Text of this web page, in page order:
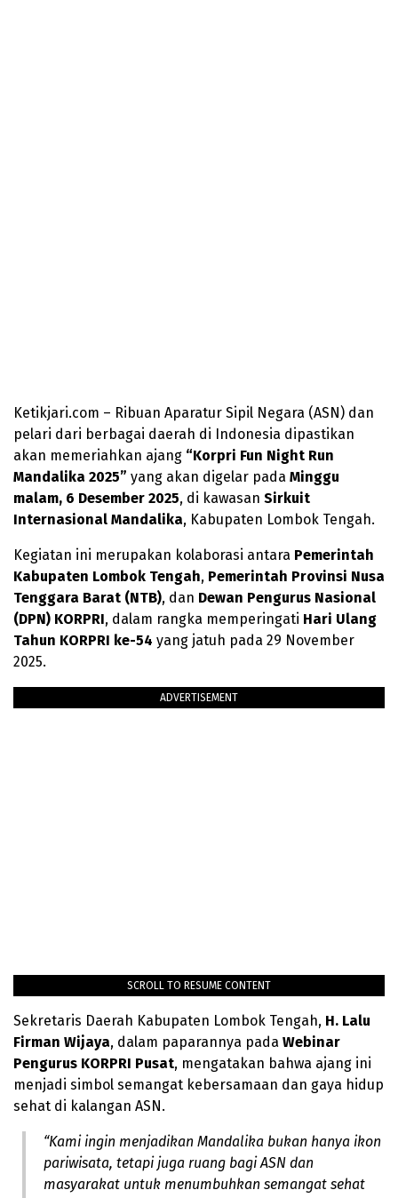
Ketikjari.com – Ribuan Aparatur Sipil Negara (ASN) dan
pelari dari berbagai daerah di Indonesia dipastikan
akan memeriahkan ajang “Korpri Fun Night Run
Mandalika 2025” yang akan digelar pada Minggu
malam, 6 Desember 2025, di kawasan Sirkuit
Internasional Mandalika, Kabupaten Lombok Tengah.
Kegiatan ini merupakan kolaborasi antara Pemerintah
Kabupaten Lombok Tengah, Pemerintah Provinsi Nusa
Tenggara Barat (NTB), dan Dewan Pengurus Nasional
(DPN) KORPRI, dalam rangka memperingati Hari Ulang
Tahun KORPRI ke-54 yang jatuh pada 29 November
2025.
ADVERTISEMENT
SCROLL TO RESUME CONTENT
Sekretaris Daerah Kabupaten Lombok Tengah, H. Lalu
Firman Wijaya, dalam paparannya pada Webinar
Pengurus KORPRI Pusat, mengatakan bahwa ajang ini
menjadi simbol semangat kebersamaan dan gaya hidup
sehat di kalangan ASN.
“Kami ingin menjadikan Mandalika bukan hanya ikon
pariwisata, tetapi juga ruang bagi ASN dan
masyarakat untuk menumbuhkan semangat sehat